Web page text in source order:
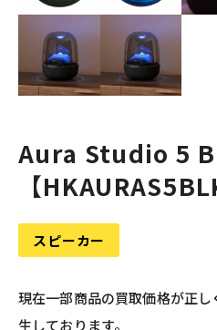
Aura Studio 5
【
スピーカー
現在一部商品の買取価格が正
生しております。